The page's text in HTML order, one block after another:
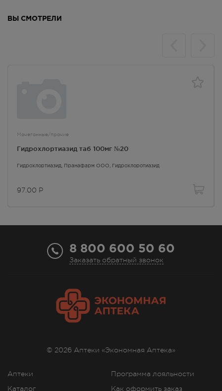
ВЫ СМОТРЕЛИ
Мочегонные/прочие
Гидрохлортиазид таб 100мг №20
Гидрохлортиазид, Пранафарм ООО, Гидрохлоротиазид
97.00 Р
8 800 600 50 60
Заказать обратный звонок
Аптеки
Каталог
Программа лояльности
Как оформить заказ
© 2026 Аптеки «Экономная Аптека»